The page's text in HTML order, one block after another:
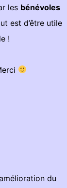
les bénévoles
est d’être utile
!
du